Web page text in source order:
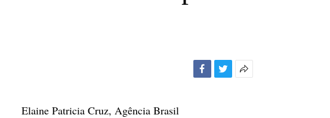
Elaine Patricia Cruz, Agência Brasil